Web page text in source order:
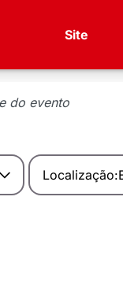
Site
Localização: